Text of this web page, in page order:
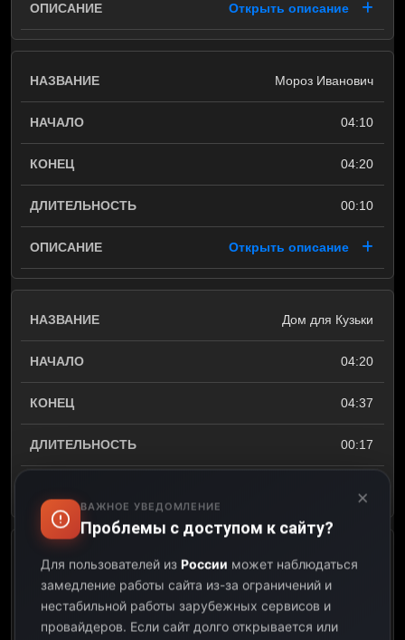
Открыть описание
Мороз Иванович
04:10
04:20
00:10
Открыть описание
Дом для Кузьки
04:20
04:37
00:17
Кот, который гулял сам по
×
ВАЖНОЕ УВЕДОМЛЕНИЕ
Проблемы с доступом к сайту?
Для пользователей из России может наблюдаться
замедление работы сайта из-за ограничений и
нестабильной работы зарубежных сервисов и
провайдеров. Если сайт долго открывается или